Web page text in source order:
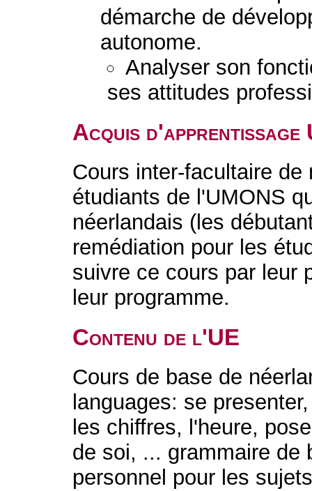
démarche de
autonome.
Analyser son
ses attitudes
Acquis d'apprentissage
Cours inter-facultaire
étudiants de l'UMONS
néerlandais (les
remédiation pour les
suivre ce cours par leur
leur programme.
Contenu de l'UE
Cours de base de
languages: se
les chiffres, l'heure,
de soi, ... grammaire de
personnel pour les